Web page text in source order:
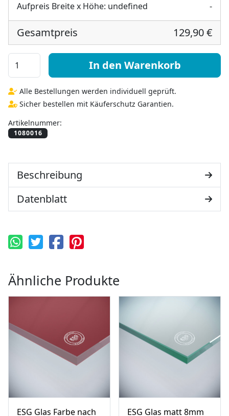
Aufpreis Breite x Höhe: undefined -
Gesamtpreis 129,90 €
VSG TVG Glas 16mm MengeIn den Warenkorb
Alle Bestellungen werden individuell geprüft.
Sicher bestellen mit Käuferschutz Garantien.
Artikelnummer:
Beschreibung
Datenblatt
Ähnliche Produkte
ESG Glas Farbe nach ESG Glas matt 8mm